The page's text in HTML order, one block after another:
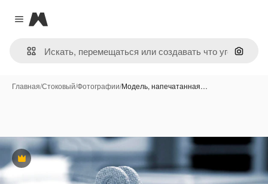
Close menu
Magnific
Поиск
Главная/Стоковый/Фотографии/Модель, напечатанная…
Премиум